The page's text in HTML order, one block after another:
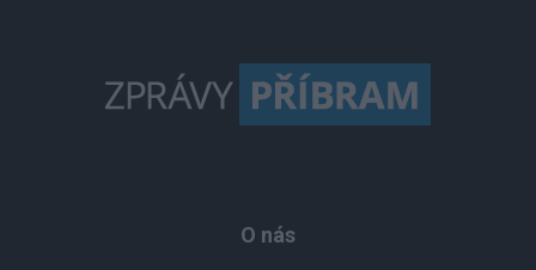
O nás